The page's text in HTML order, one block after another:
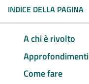
INDICE DELLA PAGINA
A chi è rivolto
Approfondimenti
Come fare